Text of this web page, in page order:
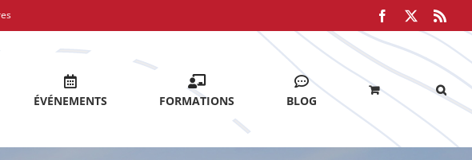
Facebook
ÉVÉNEMENTS FORMATIONS BLOG